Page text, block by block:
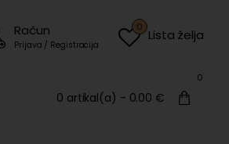
Račun
Prijava / Registracija
Lista želja
0
0 artikal(a) - 0.00 €
0